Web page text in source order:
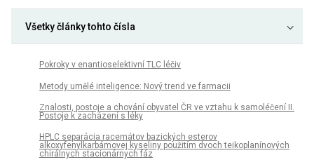
Všetky články tohto čísla
Pokroky v enantioselektivní TLC léčiv
Metody umělé inteligence: Nový trend ve farmacii
Znalosti, postoje a chování obyvatel ČR ve vztahu k samoléčení II.
Postoje k zacházení s léky
HPLC separácia racemátov bazických esterov
alkoxyfenylkarbámovej kyseliny použitím dvoch teikoplanínových
chirálnych stacionárnych fáz